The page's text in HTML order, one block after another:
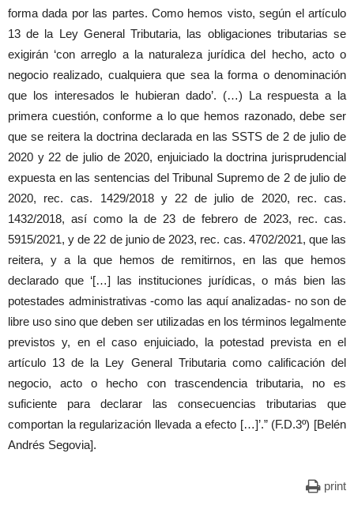
forma dada por las partes. Como hemos visto, según el artículo
13 de la Ley General Tributaria, las obligaciones tributarias se
exigirán ‘con arreglo a la naturaleza jurídica del hecho, acto o
negocio realizado, cualquiera que sea la forma o denominación
que los interesados le hubieran dado’. (…) La respuesta a la
primera cuestión, conforme a lo que hemos razonado, debe ser
que se reitera la doctrina declarada en las SSTS de 2 de julio de
2020 y 22 de julio de 2020, enjuiciado la doctrina jurisprudencial
expuesta en las sentencias del Tribunal Supremo de 2 de julio de
2020, rec. cas. 1429/2018 y 22 de julio de 2020, rec. cas.
1432/2018, así como la de 23 de febrero de 2023, rec. cas.
5915/2021, y de 22 de junio de 2023, rec. cas. 4702/2021, que las
reitera, y a la que hemos de remitirnos, en las que hemos
declarado que ‘[…] las instituciones jurídicas, o más bien las
potestades administrativas -como las aquí analizadas- no son de
libre uso sino que deben ser utilizadas en los términos legalmente
previstos y, en el caso enjuiciado, la potestad prevista en el
artículo 13 de la Ley General Tributaria como calificación del
negocio, acto o hecho con trascendencia tributaria, no es
suficiente para declarar las consecuencias tributarias que
comportan la regularización llevada a efecto […]’.” (F.D.3º) [Belén
Andrés Segovia].
print